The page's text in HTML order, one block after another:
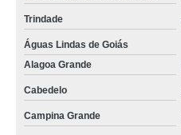
Trindade
Águas Lindas de Goiás
Alagoa Grande
Cabedelo
Campina Grande